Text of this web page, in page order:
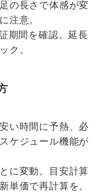
の長さで体感が変
注意。
期間を確認。延長
ク。
い時間に予熱、必
ケジュール機能が
に変動。目安計算
単価で再計算を。